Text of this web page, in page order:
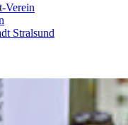
Verein
Stralsund